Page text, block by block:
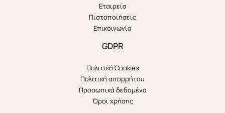
Εταιρεία
Πιστοποιήσεις
Επικοινωνία
GDPR
Πολιτική Cookies
Πολιτική απορρήτου
Προσωπικά δεδομένα
Όροι χρήσης